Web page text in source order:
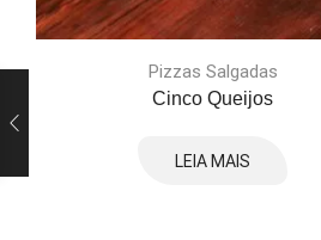
Pizzas Salgadas
Cinco Queijos
LEIA MAIS